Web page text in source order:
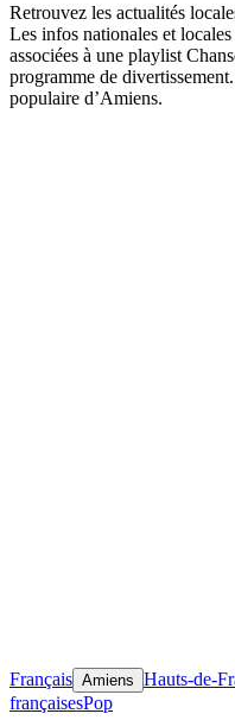
Retrouvez les actualités
Les infos nationales et
associées à une playlist
programme de
populaire d’Amiens.
Français Amiens Hauts-de-
françaisesPop